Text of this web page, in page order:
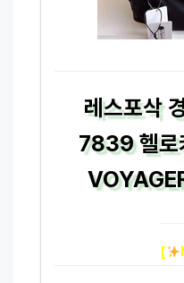
레스포삭
7839 헬로
[